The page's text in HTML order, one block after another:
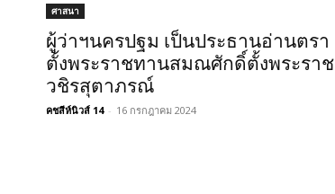
News
ศาสนา
ผู้ว่าฯนครปฐม เป็นประธานอ่านตรา
ตั้งพระราชทานสมณศักดิ์ตั้งพระราช
วชิรสุตาภรณ์
คชสีห์นิวส์ 14 - 16 กรกฎาคม 2024